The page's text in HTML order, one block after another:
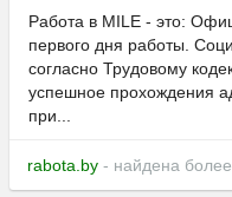
Работа в MILE - это:
первого дня работы.
согласно Трудовому
успешное прохождения
при...
rabota.by - найдена